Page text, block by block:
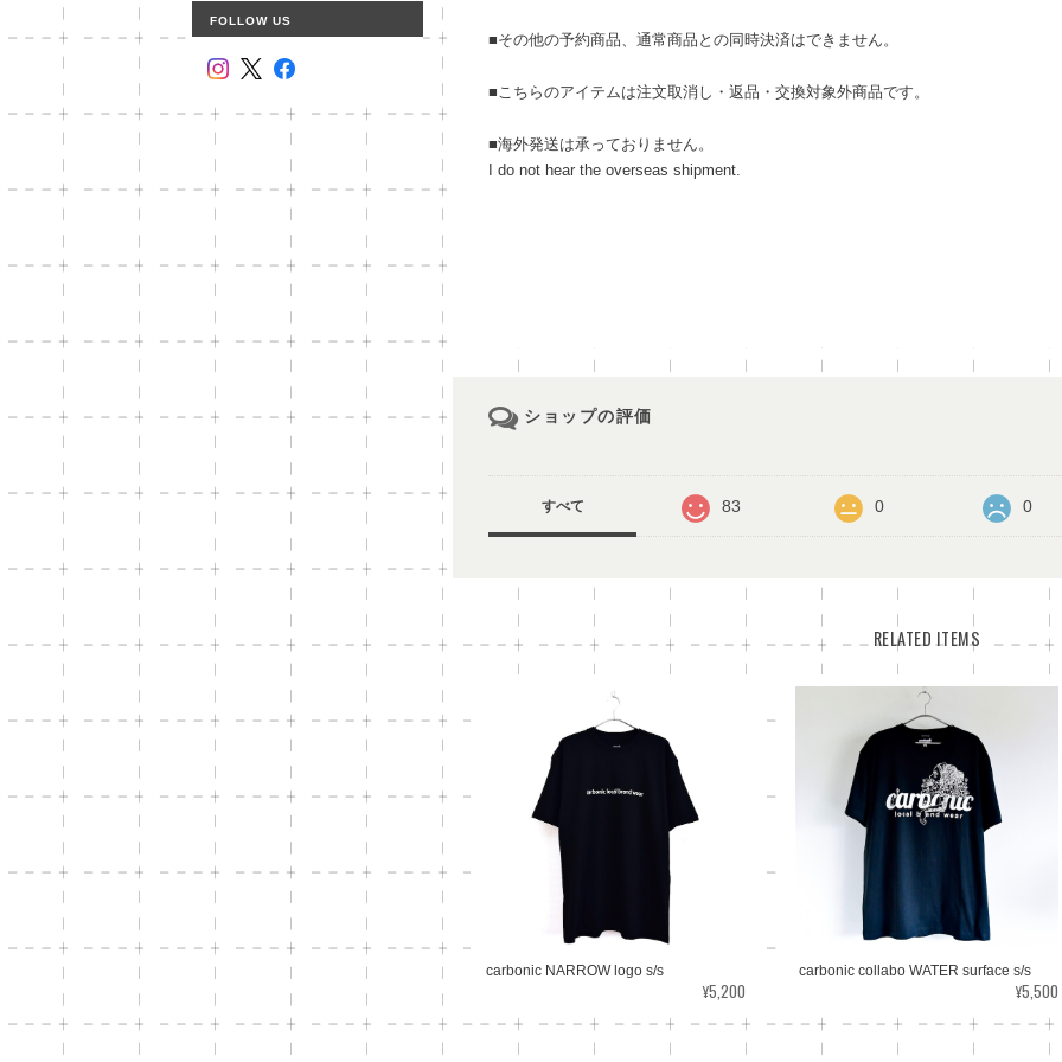
■その他の予約商品、通常商品との同時決済はできません。
■こちらのアイテムは注文取消し・返品・交換対象外商品です。
■海外発送は承っておりません。
I do not hear the overseas shipment.
ショップの評価
すべて 83 0 0
RELATED ITEMS
carbonic NARROW logo s/s
¥5,200
carbonic collabo WATER surface s/s
¥5,500
FOLLOW US